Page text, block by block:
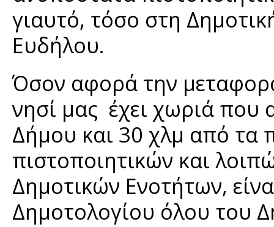
γιαυτό, τόσο στη
Ευδήλου.
Όσον αφορά την
νησί μας έχει χωριά που
Δήμου και 30 χλμ από τα
πιστοποιητικών και
Δημοτικών Ενοτήτων,
Δημοτολογίου όλου του